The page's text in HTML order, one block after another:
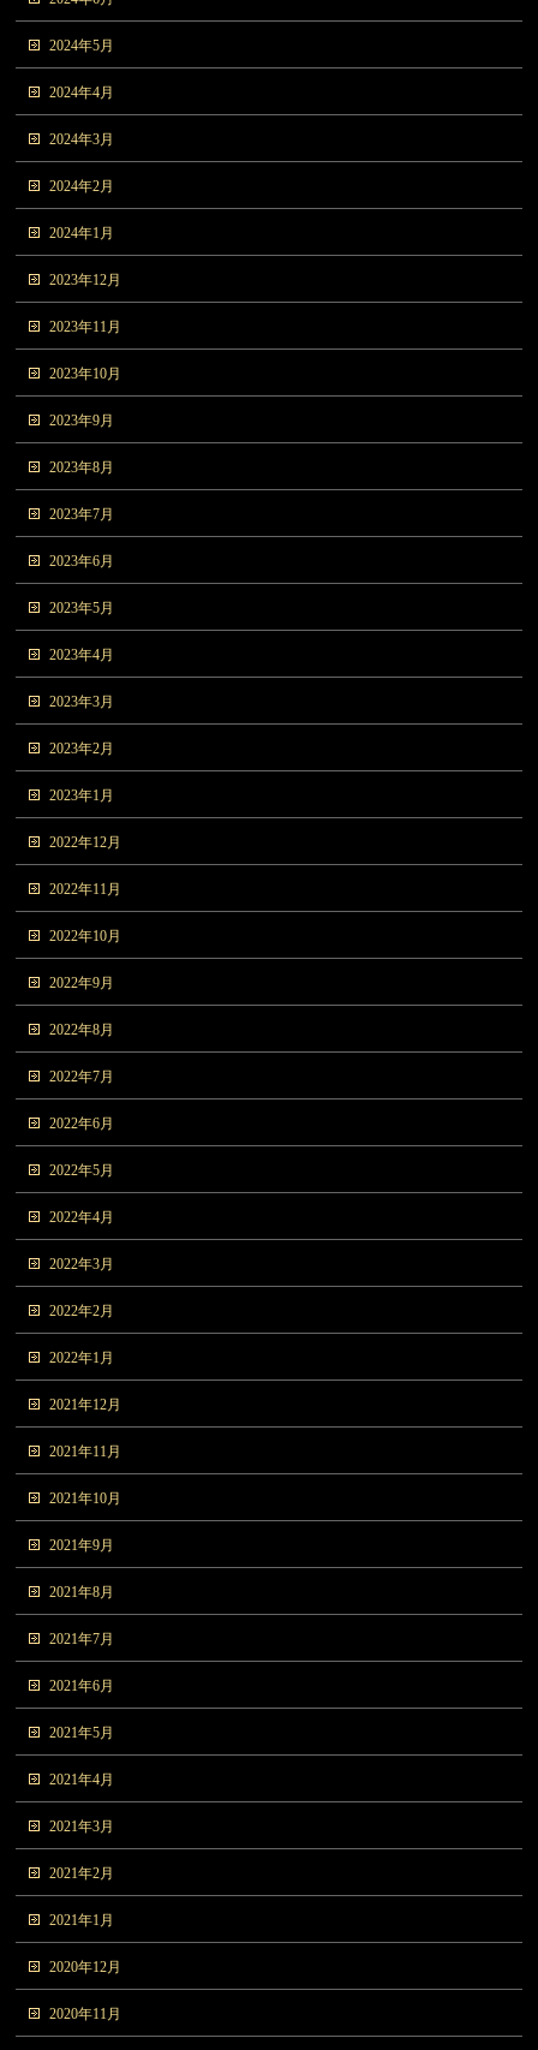
2024年5月
2024年4月
2024年3月
2024年2月
2024年1月
2023年12月
2023年11月
2023年10月
2023年9月
2023年8月
2023年7月
2023年6月
2023年5月
2023年4月
2023年3月
2023年2月
2023年1月
2022年12月
2022年11月
2022年10月
2022年9月
2022年8月
2022年7月
2022年6月
2022年5月
2022年4月
2022年3月
2022年2月
2022年1月
2021年12月
2021年11月
2021年10月
2021年9月
2021年8月
2021年7月
2021年6月
2021年5月
2021年4月
2021年3月
2021年2月
2021年1月
2020年12月
2020年11月